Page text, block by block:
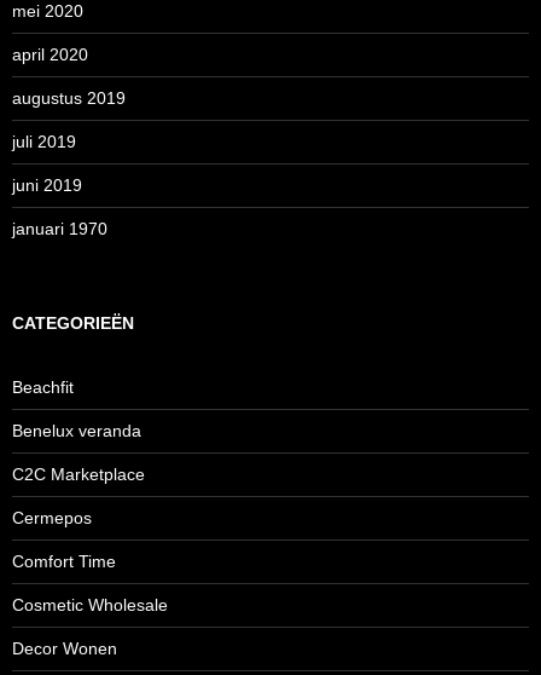
mei 2020
april 2020
augustus 2019
juli 2019
juni 2019
januari 1970
CATEGORIEËN
Beachfit
Benelux veranda
C2C Marketplace
Cermepos
Comfort Time
Cosmetic Wholesale
Decor Wonen